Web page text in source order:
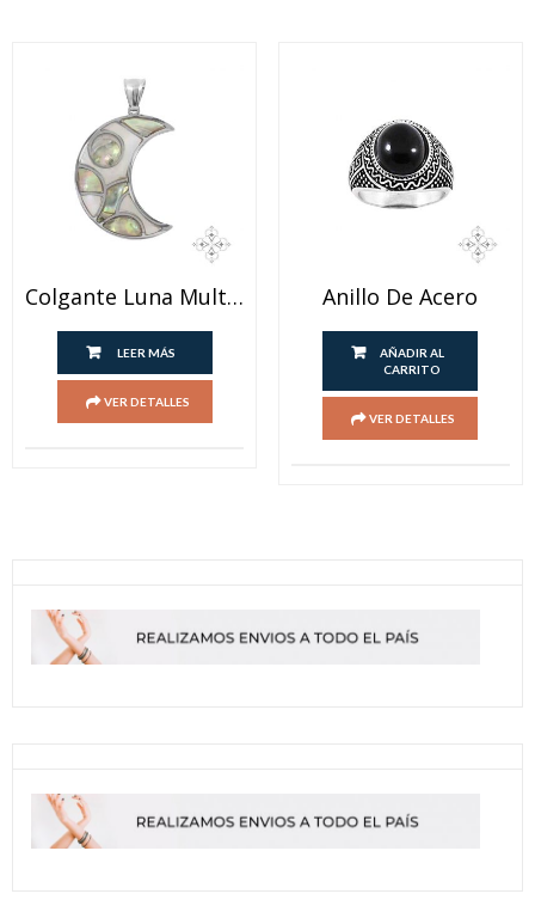
Colgante Luna Multicolor
LEER MÁS
VER DETALLES
Anillo De Acero
AÑADIR AL
CARRITO
VER DETALLES